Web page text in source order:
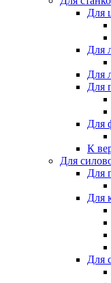
Для
Для
Для
Для
Для
К
Для
Для
Для
Для